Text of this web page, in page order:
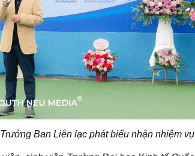
Ban Liên lạc phát biểu nhận nhiệm vụ